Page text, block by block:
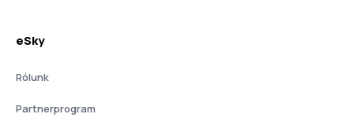
eSky
Rólunk
Partnerprogram